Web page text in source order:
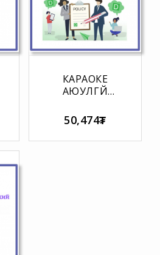
КАРАОКЕ
АЮУЛГҮЙ
ЖУРАМ
50,474₮